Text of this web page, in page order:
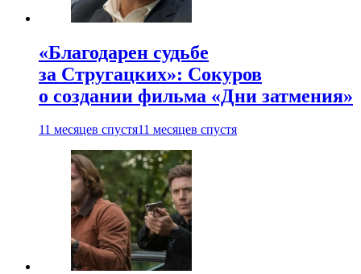
«Благодарен судьбе
за Стругацких»: Сокуров
о создании фильма «Дни затмения»
11 месяцев спустя11 месяцев спустя